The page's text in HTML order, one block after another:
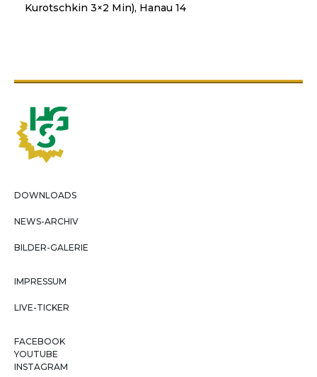
Kurotschkin 3×2 Min), Hanau 14
DOWNLOADS
NEWS-ARCHIV
BILDER-GALERIE
IMPRESSUM
LIVE-TICKER
FACEBOOK
YOUTUBE
INSTAGRAM